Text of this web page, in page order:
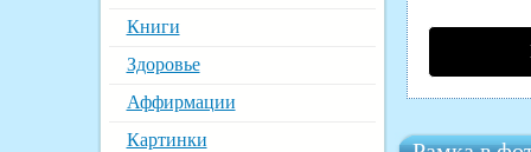
Книги
Здоровье
Аффирмации
Картинки